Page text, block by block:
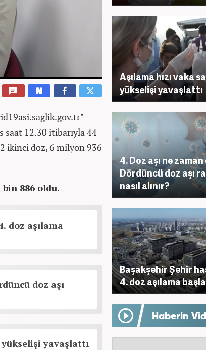
saat 12.30 itibarıyla 44
ikinci doz, 6 milyon 936
bin 886 oldu.
doz aşılama
doz aşı
yükselişi yavaşlattı
Aşılama hızı vaka
yükselişi yavaşlattı
4. Doz aşı ne
Dördüncü doz aşı
nasıl alınır?
Başakşehir Şehir
4. doz aşılama
Haberin